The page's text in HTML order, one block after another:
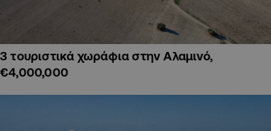
3 τουριστικά χωράφια στην Αλαμινό,
€4,000,000